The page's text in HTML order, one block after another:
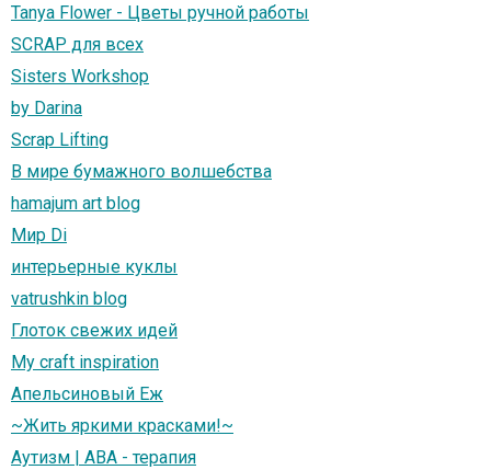
Tanya Flower - Цветы ручной работы
SCRAP для всех
Sisters Workshop
by Darina
Scrap Lifting
В мире бумажного волшебства
hamajum art blog
Мир Di
интерьерные куклы
vatrushkin blog
Глоток свежих идей
My craft inspiration
Апельсиновый Еж
~Жить яркими красками!~
Аутизм | АВА - терапия